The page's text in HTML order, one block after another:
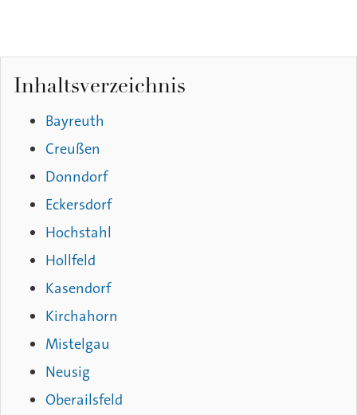
Inhaltsverzeichnis
Bayreuth
Creußen
Donndorf
Eckersdorf
Hochstahl
Hollfeld
Kasendorf
Kirchahorn
Mistelgau
Neusig
Oberailsfeld